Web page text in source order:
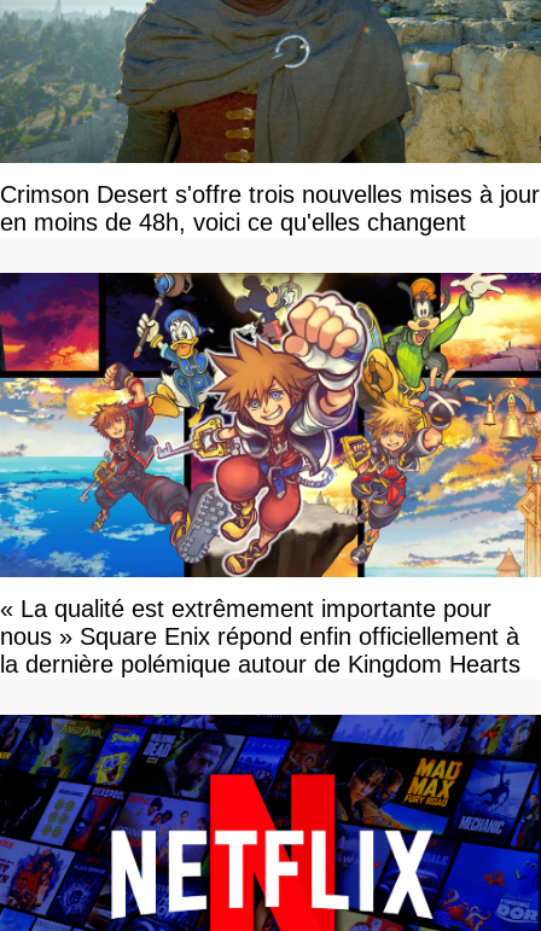
Crimson Desert s'offre trois nouvelles mises à jour
en moins de 48h, voici ce qu'elles changent
« La qualité est extrêmement importante pour
nous » Square Enix répond enfin officiellement à
la dernière polémique autour de Kingdom Hearts